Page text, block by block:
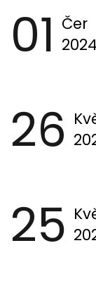
01 Čer
2024
26
25